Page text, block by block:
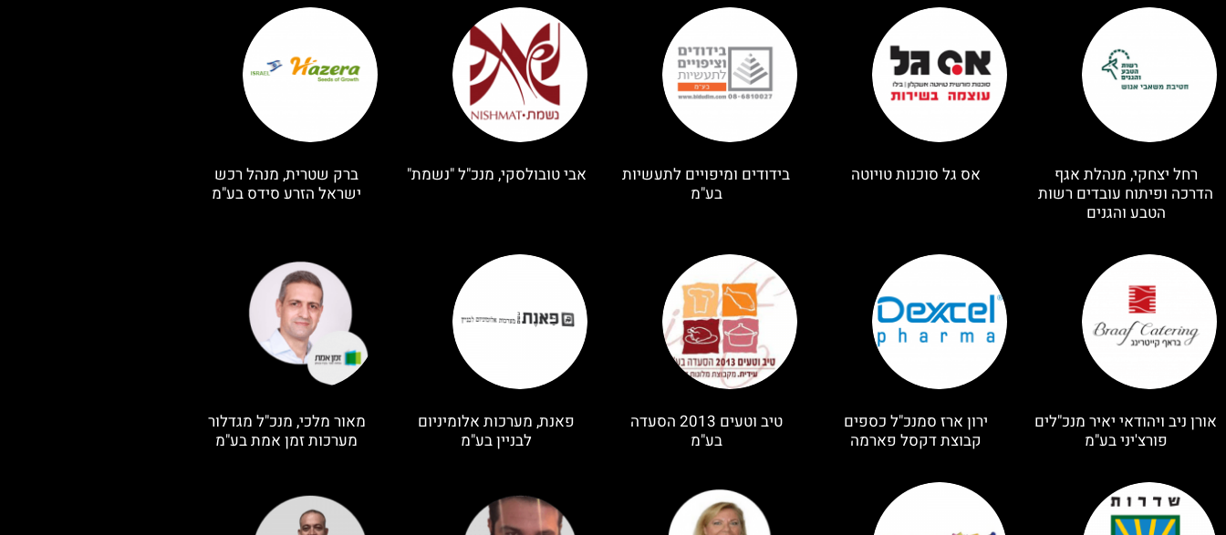
רחל יצחקי, מנהלת אגף
הדרכה ופיתוח עובדים רשות
הטבע והגנים
אס גל סוכנות טויוטה
בידודים ומיפויים לתעשיות
בע"מ
אבי טובולסקי, מנכ"ל "נשמת"
ברק שטרית, מנהל רכש
ישראל הזרע סידס בע"מ
אורן ניב ויהודאי יאיר מנכ"לים
פורצ'יני בע"מ
ירון ארז סמנכ"ל כספים
קבוצת דקסל פארמה
טיב וטעים 2013 הסעדה
בע"מ
פאנת, מערכות אלומיניום
לבניין בע"מ
מאור מלכי, מנכ"ל מגדלור
מערכות זמן אמת בע"מ